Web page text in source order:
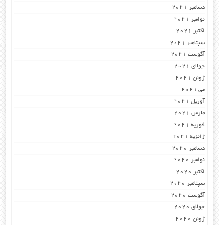
دسامبر 2021
نوامبر 2021
اکتبر 2021
سپتامبر 2021
آگوست 2021
جولای 2021
ژوئن 2021
می 2021
آوریل 2021
مارس 2021
فوریه 2021
ژانویه 2021
دسامبر 2020
نوامبر 2020
اکتبر 2020
سپتامبر 2020
آگوست 2020
جولای 2020
ژوئن 2020